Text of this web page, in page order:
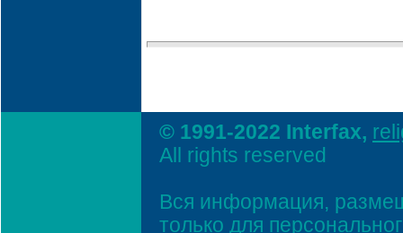
© 1991-2022 Interfax,
All rights reserved
Вся информация,
только для